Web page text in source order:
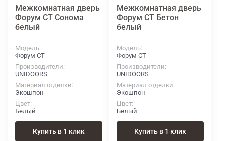
Межкомнатная дверь
Форум СТ Сонома
белый
Модель
Форум СТ
Производители
UNIDOORS
Материал отделки
Экошпон
Цвет
Белый
Купить в 1 клик
Межкомнатная дверь
Форум СТ Бетон
белый
Модель
Форум СТ
Производители
UNIDOORS
Материал отделки
Экошпон
Цвет
Белый
Купить в 1 клик